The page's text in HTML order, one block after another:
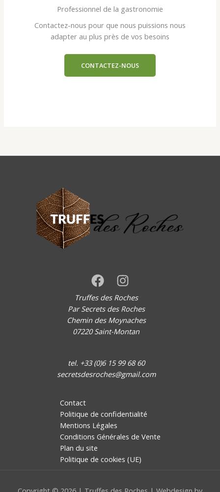
Professionnel de la gastronomie
Contactez-nous pour que nous puissions nous
adapter au plus près de vos besoins
CONTACTEZ-NOUS
Truffes des Roches
Par Secrets des Roches
Chemin des Moynaches
07220 Saint-Montan
tel. +33 (0)6 15 99 68 60
secretsdesroches@gmail.com
Contact
Politique de confidentialité
Mentions Légales
Conditions Générales de Vente
Plan du site
Politique de cookies (UE)